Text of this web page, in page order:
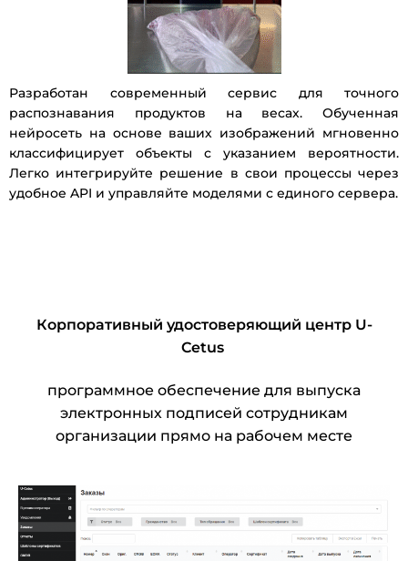
Разработан современный сервис для точного
распознавания продуктов на весах. Обученная
нейросеть на основе ваших изображений мгновенно
классифицирует объекты с указанием вероятности.
Легко интегрируйте решение в свои процессы через
удобное API и управляйте моделями с единого сервера.
Корпоративный удостоверяющий центр U-
Cetus
программное обеспечение для выпуска
электронных подписей сотрудникам
организации прямо на рабочем месте